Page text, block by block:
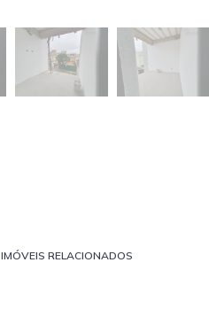
IMÓVEIS RELACIONADOS